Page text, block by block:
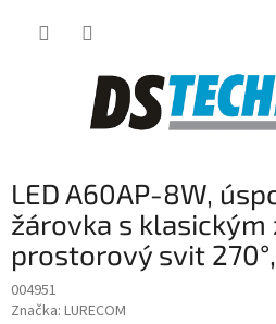
LED A60AP-8W,
žárovka s klasickým
prostorový svit
004951
Značka: LURECOM